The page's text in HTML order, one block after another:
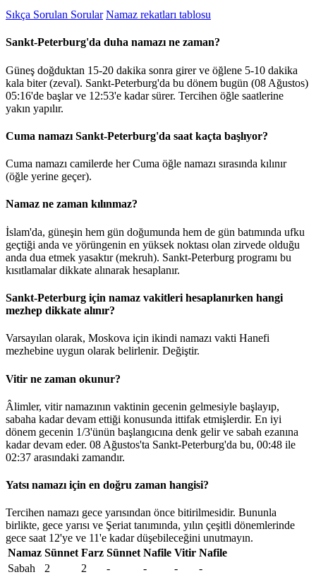
Sıkça Sorulan Sorular Namaz rekatları tablosu
Sankt-Peterburg'da duha namazı ne zaman?
Güneş doğduktan 15-20 dakika sonra girer ve öğlene 5-10 dakika
kala biter (zeval). Sankt-Peterburg'da bu dönem bugün (08 Ağustos)
05:16'de başlar ve 12:53'e kadar sürer. Tercihen öğle saatlerine
yakın yapılır.
Cuma namazı Sankt-Peterburg'da saat kaçta başlıyor?
Cuma namazı camilerde her Cuma öğle namazı sırasında kılınır
(öğle yerine geçer).
Namaz ne zaman kılınmaz?
İslam'da, güneşin hem gün doğumunda hem de gün batımında ufku
geçtiği anda ve yörüngenin en yüksek noktası olan zirvede olduğu
anda dua etmek yasaktır (mekruh). Sankt-Peterburg programı bu
kısıtlamalar dikkate alınarak hesaplanır.
Sankt-Peterburg için namaz vakitleri hesaplanırken hangi
mezhep dikkate alınır?
Varsayılan olarak, Moskova için ikindi namazı vakti Hanefi
mezhebine uygun olarak belirlenir. Değiştir.
Vitir ne zaman okunur?
Âlimler, vitir namazının vaktinin gecenin gelmesiyle başlayıp,
sabaha kadar devam ettiği konusunda ittifak etmişlerdir. En iyi
dönem gecenin 1/3'ünün başlangıcına denk gelir ve sabah ezanına
kadar devam eder. 08 Ağustos'ta Sankt-Peterburg'da bu, 00:48 ile
02:37 arasındaki zamandır.
Yatsı namazı için en doğru zaman hangisi?
Tercihen namazı gece yarısından önce bitirilmesidir. Bununla
birlikte, gece yarısı ve Şeriat tanımında, yılın çeşitli dönemlerinde
gece saat 12'ye ve 11'e kadar düşebileceğini unutmayın.
Namaz Sünnet Farz Sünnet Nafile Vitir Nafile
Sabah
2 2 - - -
-